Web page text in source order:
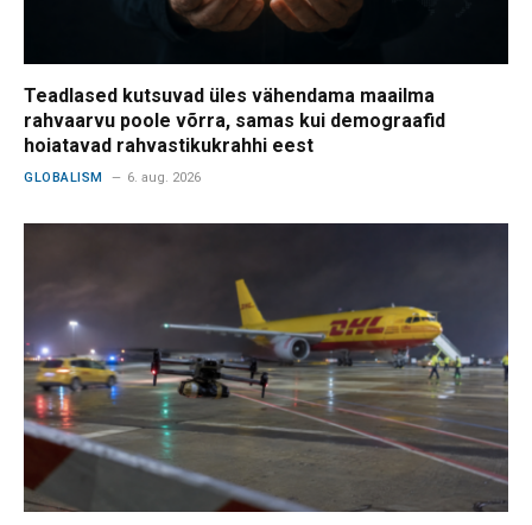
Teadlased kutsuvad üles vähendama maailma
rahvaarvu poole võrra, samas kui demograafid
hoiatavad rahvastikukrahhi eest
GLOBALISM 6. aug. 2026